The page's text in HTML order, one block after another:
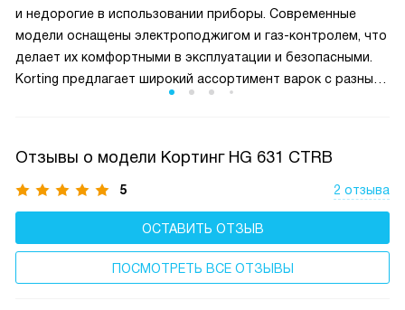
и недорогие в использовании приборы. Современные
модели оснащены электроподжигом и газ-контролем, что
делает их комфортными в эксплуатации и безопасными.
Korting предлагает широкий ассортимент варок с разным
Отзывы о модели Кортинг HG 631 CTRB
5 2 отзыва
ОСТАВИТЬ ОТЗЫВ
ПОСМОТРЕТЬ ВСЕ ОТЗЫВЫ